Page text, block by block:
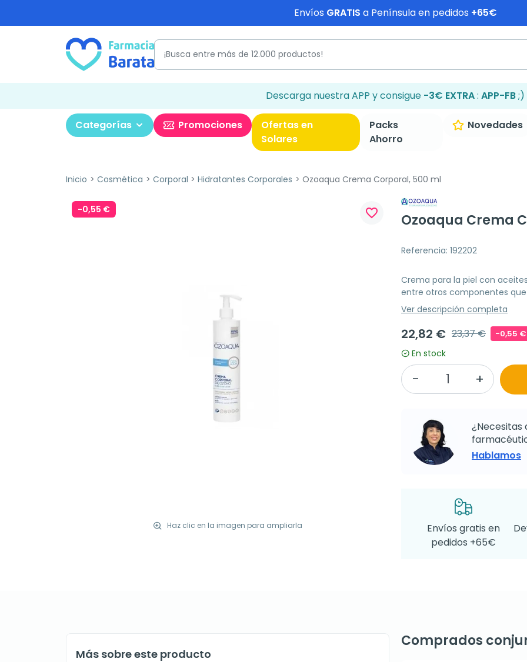
Envíos GRATIS a Península en pedidos +65€
Descarga nuestra APP y consigue -3€ EXTRA: APP-FB;)
Categorías Promociones
Ofertas en
Solares
Packs
Ahorro
Novedades
Inicio Cosmética Corporal Hidratantes Corporales Ozoaqua Crema Corporal, 500 ml
-0,55 €
Haz clic en la imagen para ampliarla
favorite_border Ozoaqua Crema
Referencia: 192202
Crema para la piel con
entre otros componentes
Ver descripción completa
22,82 € 23,37 € -0,55 €
En stock
¿Necesitas
Hablamos
Envíos gratis en
pedidos +65€
Más sobre este producto
Comprados